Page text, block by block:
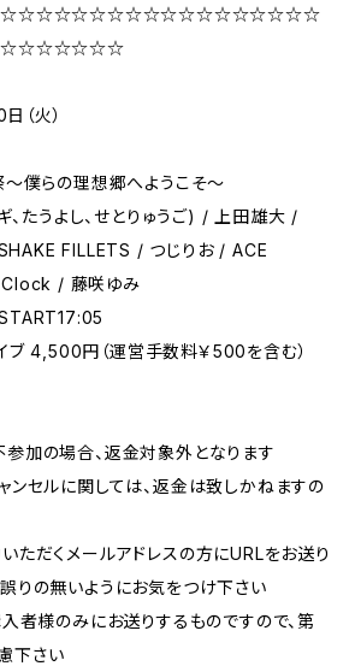
（火）
〜僕らの理想郷へようこそ〜
、たうよし、せとりゅうご) / 上田雄大 /
FILLETS / つじりお / ACE
/ 藤咲ゆみ
ブ 4,500円（運営手数料￥500を含む）
参加の場合、返金対象外となります
ンセルに関しては、返金は致しかねますの
ただくメールアドレスの方にURLをお送り
りの無いようにお気をつけ下さい
者様のみにお送りするものですので、第
下さい